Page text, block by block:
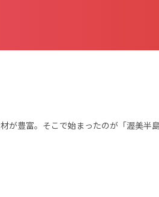
が豊富。そこで始まったのが「渥美半